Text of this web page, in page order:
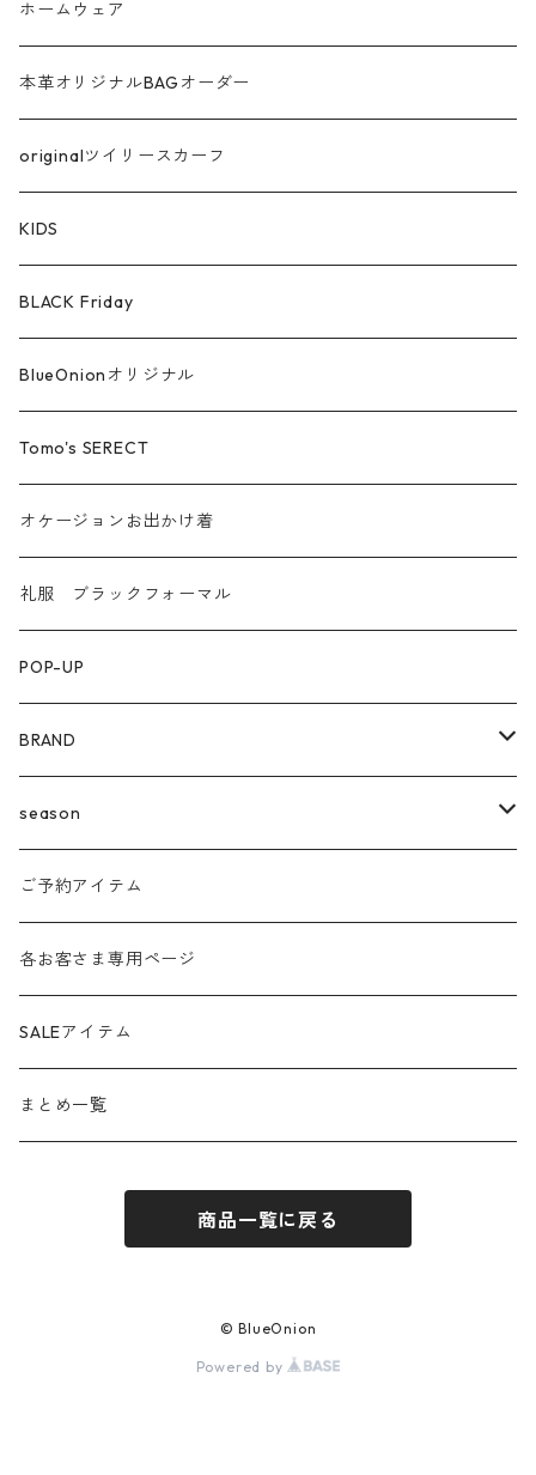
ラメ
サテン
綿ローン
シルケットコットン
ファー ムートン
汗染み防止
ホームウェア
本革オリジナルBAGオーダー
originalツイリースカーフ
KIDS
BLACK Friday
BlueOnionオリジナル
Tomo's SERECT
オケージョンお出かけ着
礼服 ブラックフォーマル
POP-UP
BRAND
agnost
amo
anana
ante aciem
any
blanco / uncleDaves
season
24ss
24aw
25ss
25aw
ご予約アイテム
各お客さま専用ページ
SALEアイテム
まとめ一覧
商品一覧に戻る
© BlueOnion
Powered by